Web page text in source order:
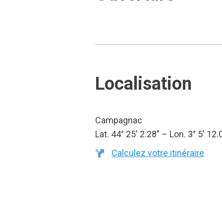
Localisation
Campagnac
Lat. 44° 25′ 2.28″ – Lon. 3° 5′
Calculez votre itinéraire